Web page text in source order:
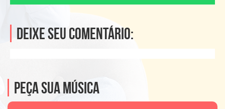
Deixe seu comentário:
Peça sua música